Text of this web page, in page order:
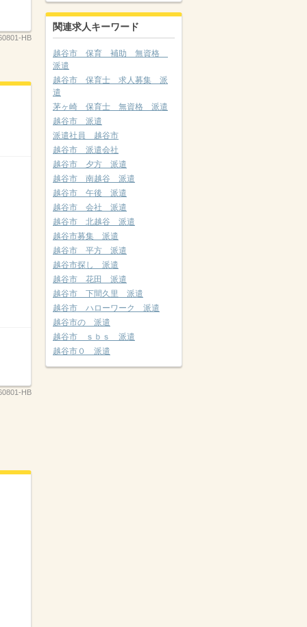
HB
HB
関連求人キーワード
越谷市 保育 補助 無資格
派遣
越谷市 保育士 求人募集 派
遣
茅ヶ崎 保育士 無資格 派遣
越谷市 派遣
派遣社員 越谷市
越谷市 派遣会社
越谷市 夕方 派遣
越谷市 南越谷 派遣
越谷市 午後 派遣
越谷市 会社 派遣
越谷市 北越谷 派遣
越谷市募集 派遣
越谷市 平方 派遣
越谷市探し 派遣
越谷市 花田 派遣
越谷市 下間久里 派遣
越谷市 ハローワーク 派遣
越谷市の 派遣
越谷市 ｓｂｓ 派遣
越谷市０ 派遣